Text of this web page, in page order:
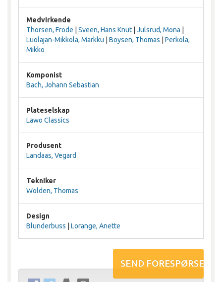
Medvirkende
Thorsen, Frode
Sveen, Hans Knut Julsrud, Mona
Luolajan-Mikkola, Markku
Boysen, Thomas
Perkola,
Mikko
Komponist
Bach, Johann Sebastian
Plateselskap
Lawo Classics
Produsent
Landaas, Vegard
Tekniker
Wolden, Thomas
Design
Blunderbuss
Lorange, Anette